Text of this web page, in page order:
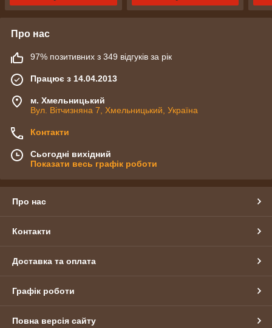
Про нас
97% позитивних з 349 відгуків за рік
Працює з 14.04.2013
м. Хмельницький
Вул. Вітчизняна 7, Хмельницький, Україна
Контакти
Сьогодні вихідний
Показати весь графік роботи
Про нас
Контакти
Доставка та оплата
Графік роботи
Повна версія сайту